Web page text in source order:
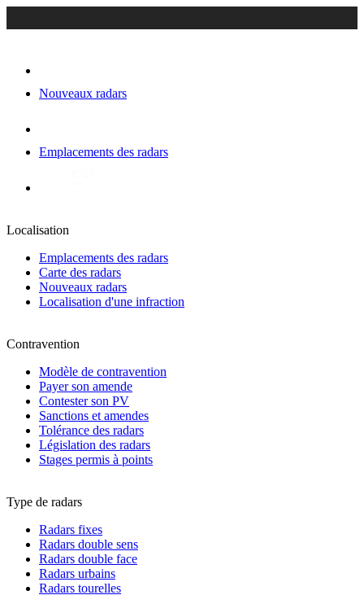
Nouveaux radars
Emplacements des radars
Localisation
Emplacements des radars
Carte des radars
Nouveaux radars
Localisation d'une infraction
Contravention
Modèle de contravention
Payer son amende
Contester son PV
Sanctions et amendes
Tolérance des radars
Législation des radars
Stages permis à points
Type de radars
Radars fixes
Radars double sens
Radars double face
Radars urbains
Radars tourelles